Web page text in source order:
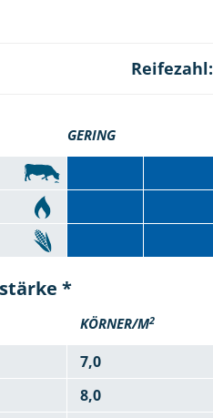
Reifezahl:
GERING
*
KÖRNER/M2
7,0
8,0